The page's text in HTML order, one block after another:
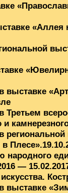
выставке
Третьем
—
выставке